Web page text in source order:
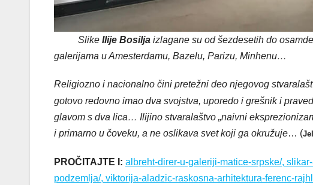
Slike Ilije Bosilja izlagane su od šezdesetih do
galerijama u Amesterdamu, Bazelu, Parizu, Minhenu…
Religiozno i nacionalno čini pretežni deo njegovog
gotovo redovno imao dva svojstva, uporedo i grešnik i
glavom s dva lica… Ilijino stvaralaštvo „naivni
i primarno u čoveku, a ne oslikava svet koji ga okružuje… (
PROČITAJTE I: albreht-direr-u-galeriji-matice-srpske/,
podzemlja/, viktorija-aladzic-raskosna-arhitektura-ferenc-